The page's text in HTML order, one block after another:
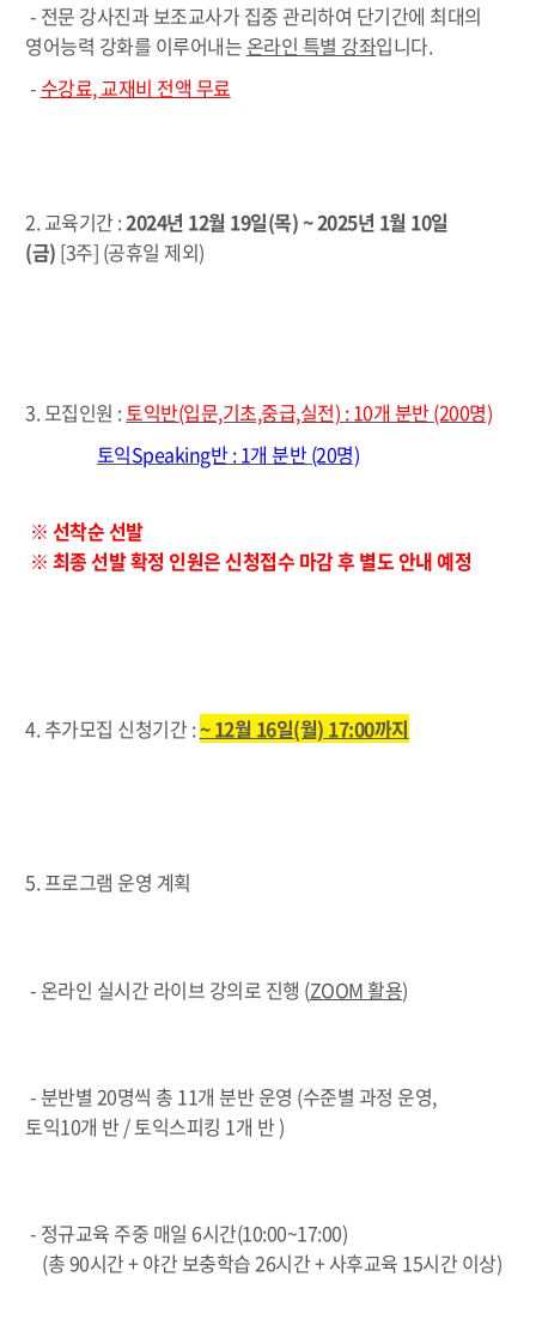
- 전문 강사진과 보조교사가 집중 관리하여 단기간에 최대의
영어능력 강화를 이루어내는 온라인 특별 강좌입니다.
-수강료, 교재비 전액 무료
2. 교육기간 :2024년 12월 19일(목) ~ 2025년 1월 10일
(금) [3주] (공휴일 제외)
3. 모집인원 :토익반(입문,기초,중급,실전) : 10개 분반 (200명)
토익Speaking반 : 1개 분반 (20명)
※ 선착순 선발
※ 최종 선발 확정 인원은 신청접수 마감 후 별도 안내 예정
4. 추가모집 신청기간 :~ 12월 16일(월) 17:00까지
5. 프로그램 운영 계획
- 온라인 실시간 라이브 강의로 진행 (ZOOM 활용)
- 분반별 20명씩 총 11개 분반 운영 (수준별 과정 운영,
토익10개 반 / 토익스피킹 1개 반 )
- 정규교육 주중 매일 6시간(10:00~17:00)
(총 90시간 + 야간 보충학습 26시간 + 사후교육 15시간 이상)